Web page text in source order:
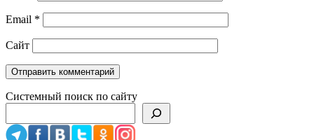
Email *
Сайт
Системный поиск по сайту